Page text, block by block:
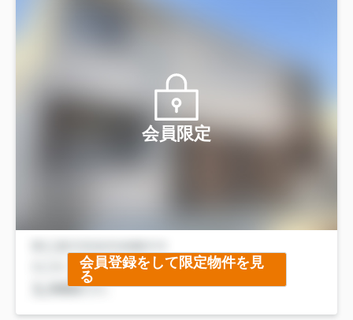
会員限定
会員登録をして限定物件を見
る